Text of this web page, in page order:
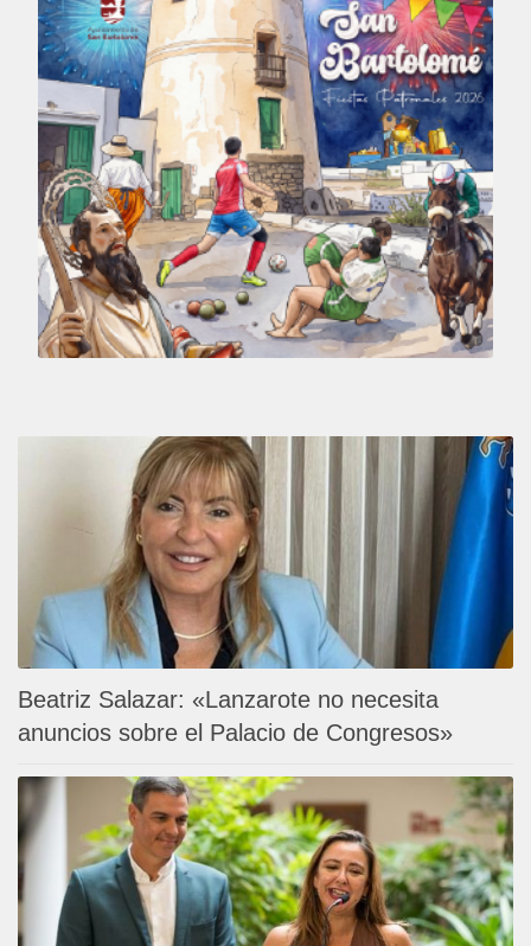
Beatriz Salazar: «Lanzarote no necesita
anuncios sobre el Palacio de Congresos»